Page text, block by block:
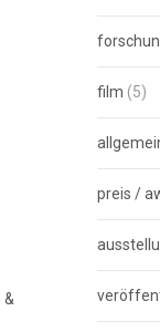
&
film (5)
preis /